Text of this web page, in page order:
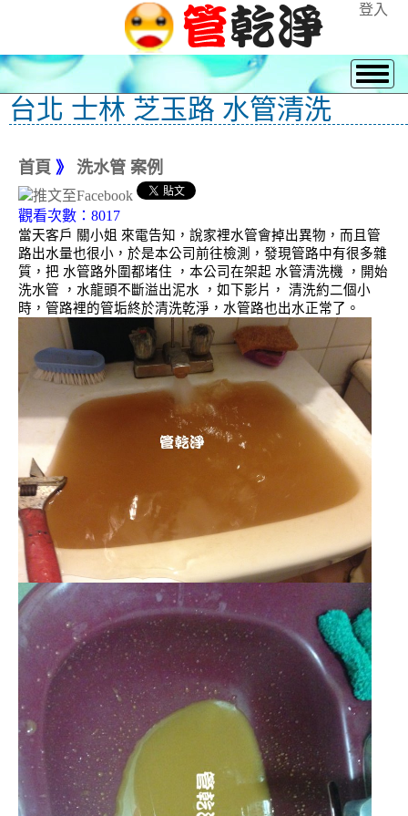
登入
台北 士林 芝玉路 水管清洗
首頁 》 洗水管 案例
觀看次數：8017
當天客戶 關小姐 來電告知，說家裡水管會掉出異物，而且管
路出水量也很小，於是本公司前往檢測，發現管路中有很多雜
質，把 水管路外圍都堵住 ，本公司在架起 水管清洗機 ，開始
洗水管 ，水龍頭不斷溢出泥水 ，如下影片， 清洗約二個小
時，管路裡的管垢終於清洗乾淨，水管路也出水正常了。